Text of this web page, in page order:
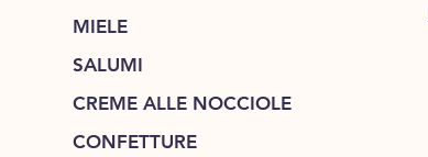
MIELE
SALUMI
CREME ALLE NOCCIOLE
CONFETTURE